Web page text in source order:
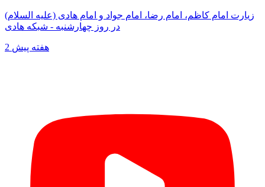
زیارت امام کاظم، امام رضا، امام جواد و امام هادی (علیه السلام)
در روز چهارشنبه - شبکه هادی
2 هفته پیش